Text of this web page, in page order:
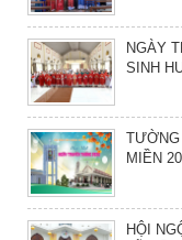
NGÀY
SINH
TƯỜNG
MIỀN
HỘI